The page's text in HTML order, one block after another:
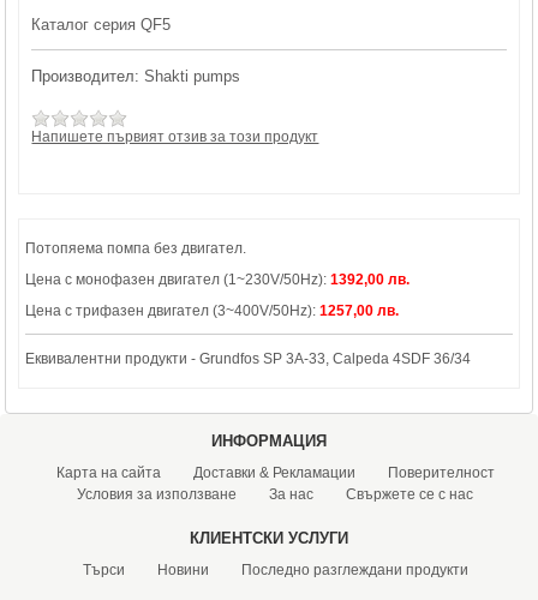
Каталог серия QF5
Производител: Shakti pumps
Напишете първият отзив за този продукт
Потопяема помпа без двигател.
Цена с монофазен двигател (1~230V/50Hz):1392,00 лв.
Цена с трифазен двигател (3~400V/50Hz):1257,00 лв.
Еквивалентни продукти - Grundfos SP 3A-33, Calpeda 4SDF 36/34
ИНФОРМАЦИЯ
Карта на сайта Доставки & Рекламации
Поверителност
Условия за използване
За нас Свържете се с нас
КЛИЕНТСКИ УСЛУГИ
Търси Новини Последно разглеждани продукти